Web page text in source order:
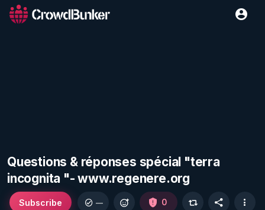
Questions & réponses spécial "terra
incognita "- www.regenere.org
Subscribe — 0